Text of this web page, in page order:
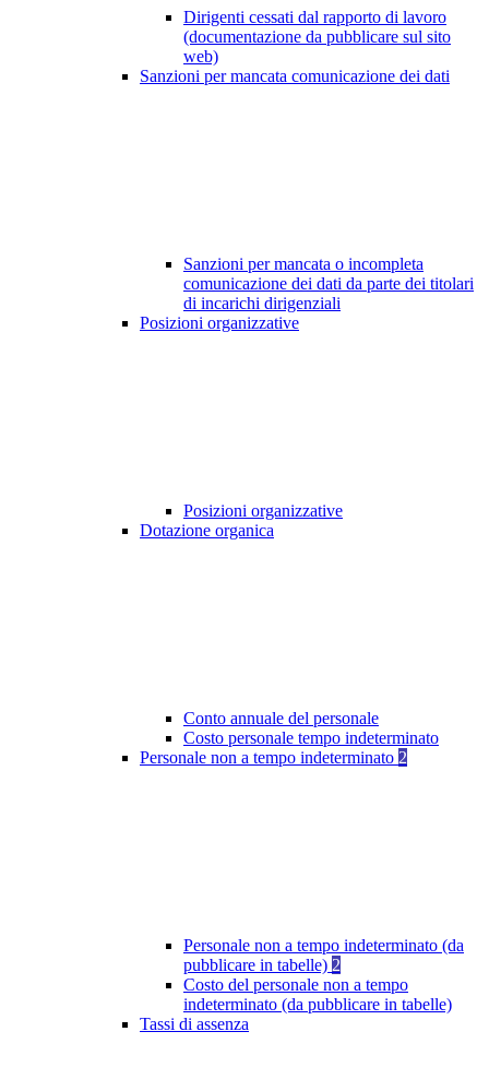
Dirigenti cessati dal rapporto di lavoro
(documentazione da pubblicare sul sito
web)
Sanzioni per mancata comunicazione dei dati
Sanzioni per mancata o incompleta
comunicazione dei dati da parte dei titolari
di incarichi dirigenziali
Posizioni organizzative
Posizioni organizzative
Dotazione organica
Conto annuale del personale
Costo personale tempo indeterminato
Personale non a tempo indeterminato 2
Personale non a tempo indeterminato (da
pubblicare in tabelle) 2
Costo del personale non a tempo
indeterminato (da pubblicare in tabelle)
Tassi di assenza